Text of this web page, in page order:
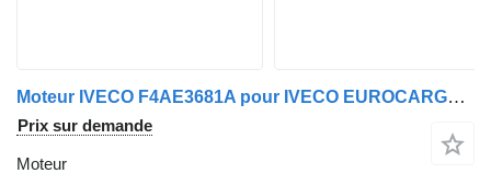
Moteur IVECO F4AE3681A pour IVECO EUROCARGO F4AE3681A
Prix sur demande
Moteur